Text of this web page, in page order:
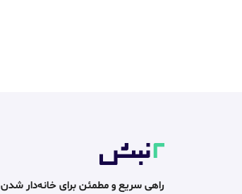
راهی سریع و مطمئن برای خانه‌دار شدن